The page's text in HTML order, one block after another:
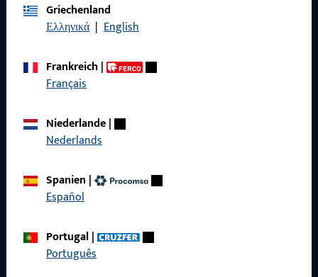
Griechenland
Ελληνικά | English
Frankreich|
Français
Niederlande|
Nederlands
Spanien |
Español
Portugal|
Português
Impressum
Datenschutz
Schnelleinstieg
Über Uns